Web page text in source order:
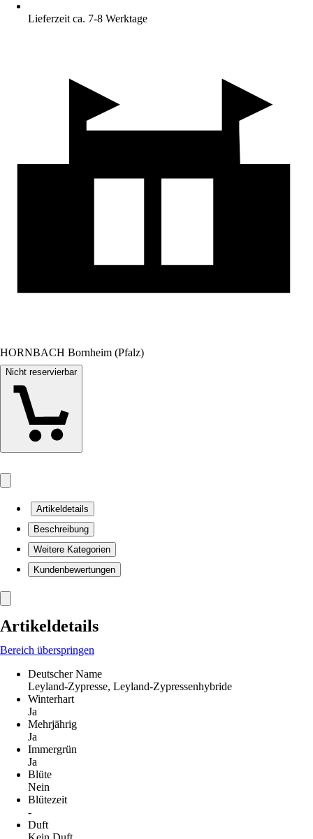
Lieferzeit ca. 7-8 Werktage
HORNBACH Bornheim (Pfalz)
Nicht reservierbar
Artikeldetails
Beschreibung
Weitere Kategorien
Kundenbewertungen
Artikeldetails
Bereich überspringen
Deutscher Name
Leyland-Zypresse, Leyland-Zypressenhybride
Winterhart
Ja
Mehrjährig
Ja
Immergrün
Ja
Blüte
Nein
Blütezeit
-
Duft